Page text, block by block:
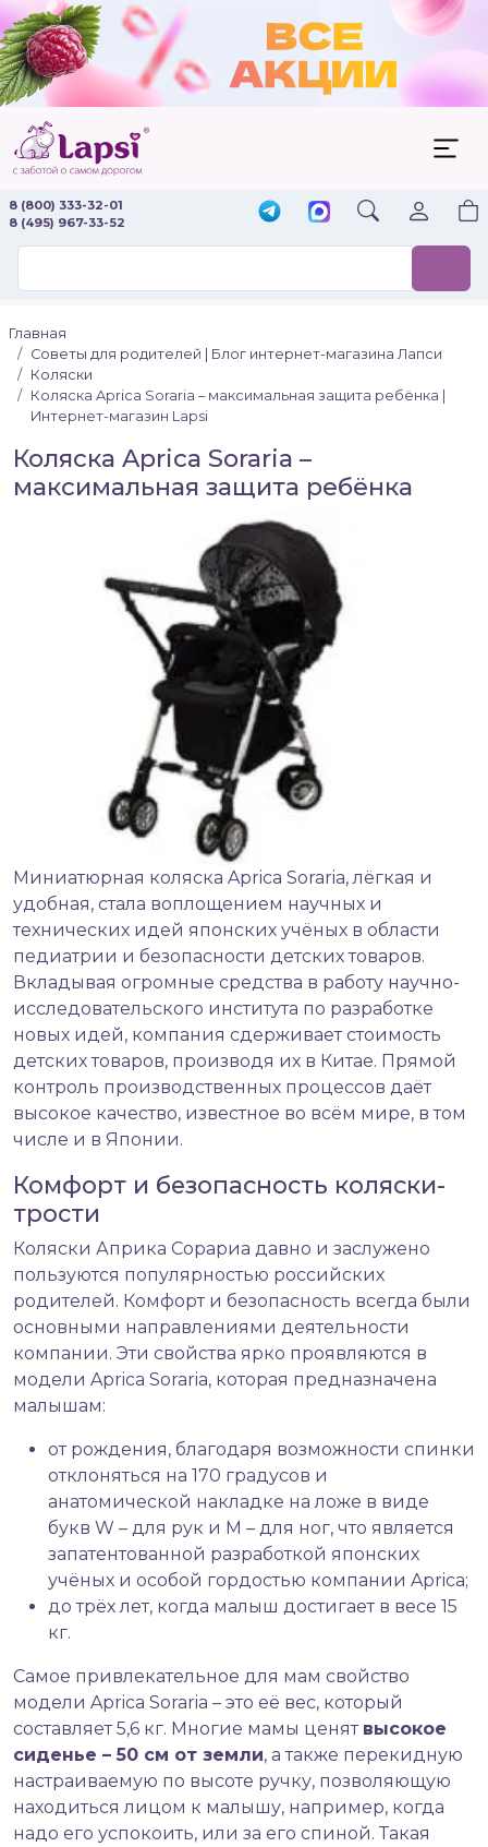
8 (800) 333-32-01
8 (495) 967-33-52
Главная
Советы для родителей | Блог интернет-магазина Лапси
Коляски
Коляска Aprica Soraria – максимальная защита ребёнка |
Интернет-магазин Lapsi
Коляска Aprica Soraria –
максимальная защита ребёнка
Миниатюрная коляска Aprica Soraria, лёгкая и
удобная, стала воплощением научных и
технических идей японских учёных в области
педиатрии и безопасности детских товаров.
Вкладывая огромные средства в работу научно-
исследовательского института по разработке
новых идей, компания сдерживает стоимость
детских товаров, производя их в Китае. Прямой
контроль производственных процессов даёт
высокое качество, известное во всём мире, в том
числе и в Японии.
Комфорт и безопасность коляски-
трости
Коляски Априка Сорариа давно и заслужено
пользуются популярностью российских
родителей. Комфорт и безопасность всегда были
основными направлениями деятельности
компании. Эти свойства ярко проявляются в
модели Aprica Soraria, которая предназначена
малышам:
от рождения, благодаря возможности спинки
отклоняться на 170 градусов и
анатомической накладке на ложе в виде
букв W – для рук и М – для ног, что является
запатентованной разработкой японских
учёных и особой гордостью компании Aprica;
до трёх лет, когда малыш достигает в весе 15
кг.
Самое привлекательное для мам свойство
модели Aprica Soraria – это её вес, который
составляет 5,6 кг. Многие мамы ценят высокое
сиденье – 50 см от земли, а также перекидную
настраиваемую по высоте ручку, позволяющую
находиться лицом к малышу, например, когда
надо его успокоить, или за его спиной. Такая